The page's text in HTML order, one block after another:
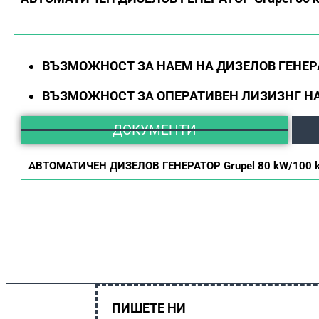
ВЪЗМОЖНОСТ ЗА НАЕМ НА ДИЗЕЛОВ
ВЪЗМОЖНОСТ ЗА ОПЕРАТИВЕН ЛИЗИЗНГ
ДОКУМЕНТИ
АВТОМАТИЧЕН ДИЗЕЛОВ ГЕНЕРАТОР Grupel 80 kW/100
ПИШЕТЕ НИ